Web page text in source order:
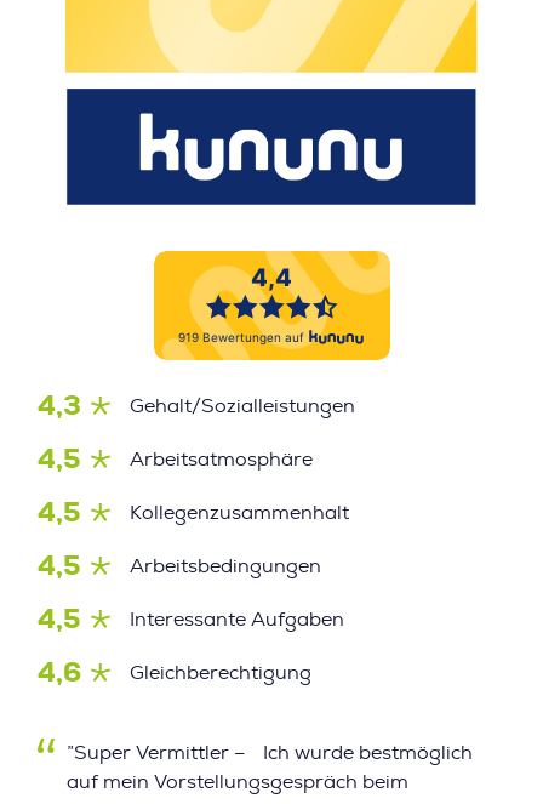
4,3 Gehalt/Sozialleistungen
4,5 Arbeitsatmosphäre
4,5 Kollegenzusammenhalt
4,5 Arbeitsbedingungen
4,5 Interessante Aufgaben
4,6 Gleichberechtigung
”Super Vermittler – Ich wurde bestmöglich
auf mein Vorstellungsgespräch beim